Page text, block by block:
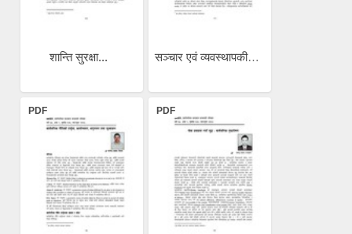
शान्ति सुरक्षा... सञ्चार एवं व्यवस्थापकीय...
PDF PDF